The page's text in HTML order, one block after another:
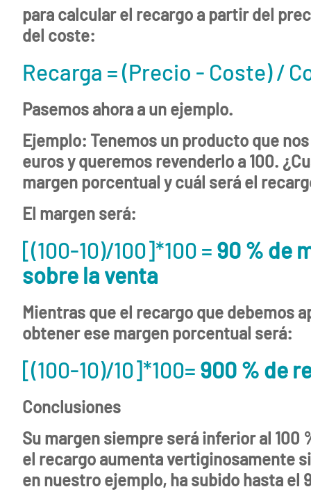
Trabaja-
con-
Mediakit
Contacto
para calcular el recargo a partir del
del coste:
Recarga = (Precio - Coste) /
Pasemos ahora a un ejemplo.
Ejemplo: Tenemos un producto que
euros y queremos revenderlo a 100.
margen porcentual y cuál será el
El margen será:
[(100-10)/100]*100 = 90 % de
sobre la venta
Mientras que el recargo que debemos
obtener ese margen porcentual será:
[(100-10)/10]*100= 900 % de
Conclusiones
Su margen siempre será inferior al 100
el recargo aumenta vertiginosamente
en nuestro ejemplo, ha subido hasta el